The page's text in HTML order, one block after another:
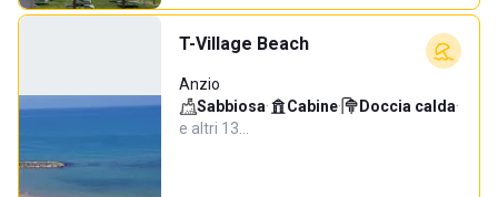
T-Village Beach
Anzio
Sabbiosa· Cabine· Doccia calda·
e altri 13…